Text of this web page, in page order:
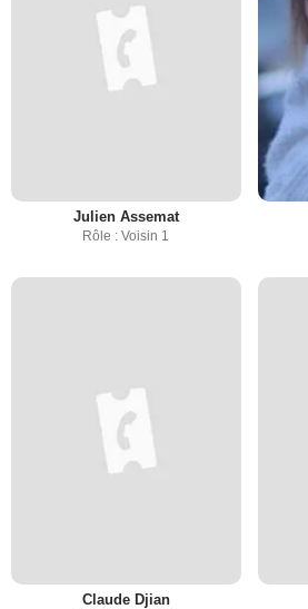
Julien Assemat
Rôle : Voisin 1
Claude Djian